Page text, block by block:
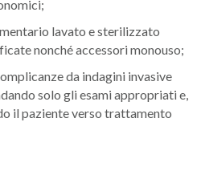
lavato e sterilizzato
nonché accessori monouso;
da indagini invasive
solo gli esami appropriati e,
il paziente verso trattamento